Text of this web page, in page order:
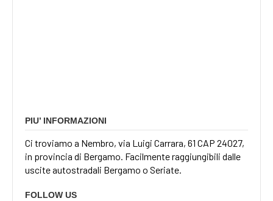
PIU’ INFORMAZIONI
Ci troviamo a Nembro, via Luigi Carrara, 61 CAP 24027,
in provincia di Bergamo. Facilmente raggiungibili dalle
uscite autostradali Bergamo o Seriate.
FOLLOW US